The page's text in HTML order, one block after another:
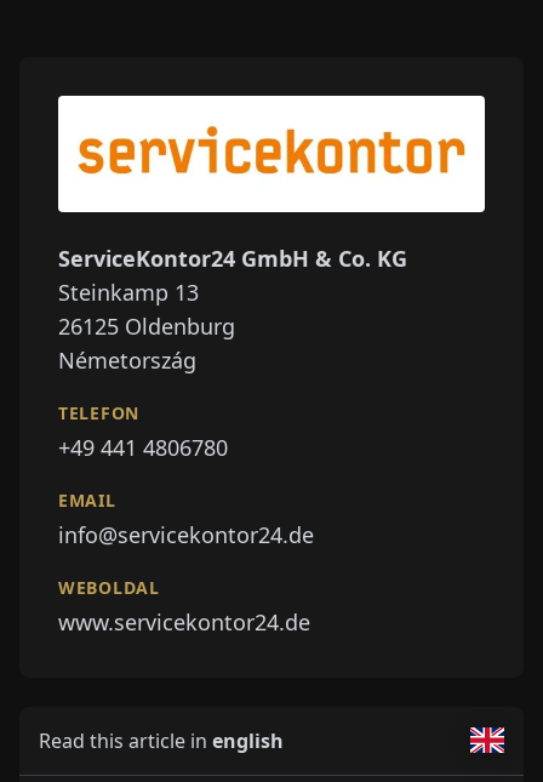
ServiceKontor24 GmbH & Co. KG
Steinkamp 13
26125 Oldenburg
Németország
TELEFON
+49 441 4806780
EMAIL
info@servicekontor24.de
WEBOLDAL
www.servicekontor24.de
Read this article in english